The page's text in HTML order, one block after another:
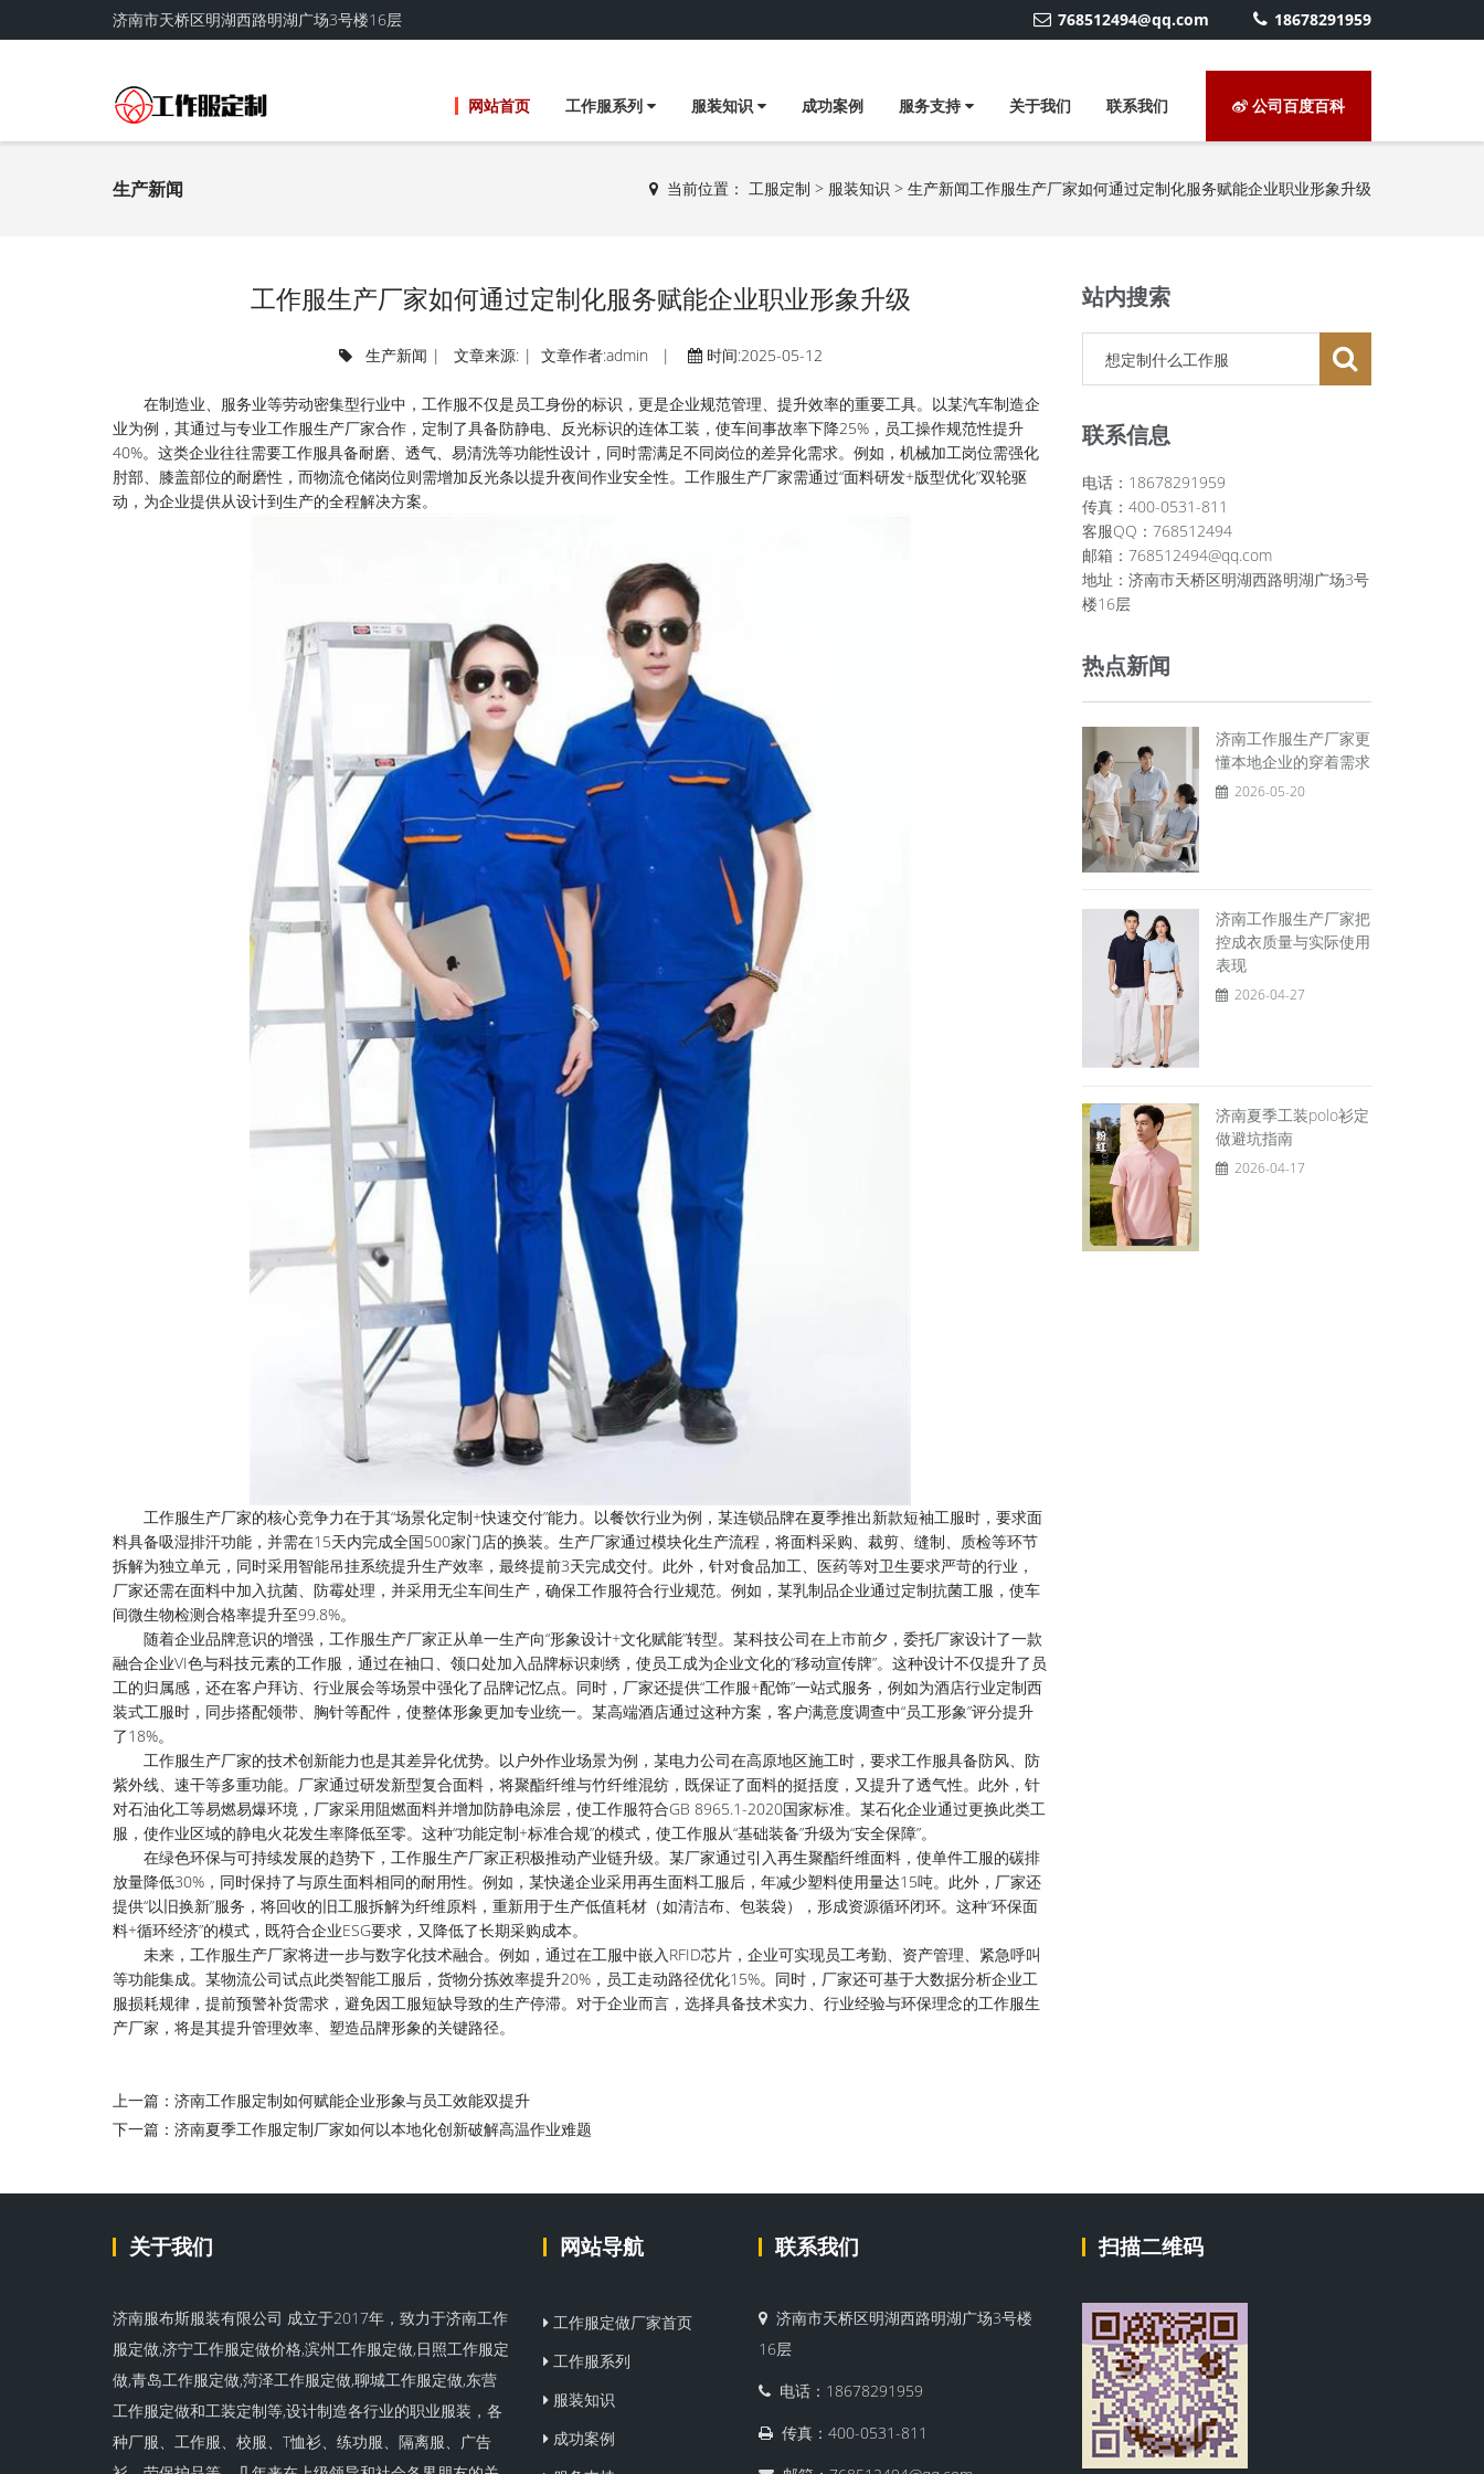
济南市天桥区明湖西路明湖广场3号楼16层 768512494@qq.com 18678291959
公司百度百科
网站首页 工作服系列 服装知识 成功案例 服务支持 关于我们 联系我们
生产新闻 当前位置： 工服定制 > 服装知识 > 生产新闻工作服生产厂家如何通过定制化服务赋能企业职业形象升级
工作服生产厂家如何通过定制化服务赋能企业职业形象升级
生产新闻 | 文章来源: | 文章作者:admin | 时间:2025-05-12
在制造业、服务业等劳动密集型行业中，工作服不仅是员工身份的标识，更是企业规范管理、提升效率的重要工具。以某汽车制造企
业为例，其通过与专业工作服生产厂家合作，定制了具备防静电、反光标识的连体工装，使车间事故率下降25%，员工操作规范性提升
40%。这类企业往往需要工作服具备耐磨、透气、易清洗等功能性设计，同时需满足不同岗位的差异化需求。例如，机械加工岗位需强化
肘部、膝盖部位的耐磨性，而物流仓储岗位则需增加反光条以提升夜间作业安全性。工作服生产厂家需通过“面料研发+版型优化”双轮驱
动，为企业提供从设计到生产的全程解决方案。
工作服生产厂家的核心竞争力在于其“场景化定制+快速交付”能力。以餐饮行业为例，某连锁品牌在夏季推出新款短袖工服时，要求面
料具备吸湿排汗功能，并需在15天内完成全国500家门店的换装。生产厂家通过模块化生产流程，将面料采购、裁剪、缝制、质检等环节
拆解为独立单元，同时采用智能吊挂系统提升生产效率，最终提前3天完成交付。此外，针对食品加工、医药等对卫生要求严苛的行业，
厂家还需在面料中加入抗菌、防霉处理，并采用无尘车间生产，确保工作服符合行业规范。例如，某乳制品企业通过定制抗菌工服，使车
间微生物检测合格率提升至99.8%。
随着企业品牌意识的增强，工作服生产厂家正从单一生产向“形象设计+文化赋能”转型。某科技公司在上市前夕，委托厂家设计了一款
融合企业VI色与科技元素的工作服，通过在袖口、领口处加入品牌标识刺绣，使员工成为企业文化的“移动宣传牌”。这种设计不仅提升了员
工的归属感，还在客户拜访、行业展会等场景中强化了品牌记忆点。同时，厂家还提供“工作服+配饰”一站式服务，例如为酒店行业定制西
装式工服时，同步搭配领带、胸针等配件，使整体形象更加专业统一。某高端酒店通过这种方案，客户满意度调查中“员工形象”评分提升
了18%。
工作服生产厂家的技术创新能力也是其差异化优势。以户外作业场景为例，某电力公司在高原地区施工时，要求工作服具备防风、防
紫外线、速干等多重功能。厂家通过研发新型复合面料，将聚酯纤维与竹纤维混纺，既保证了面料的挺括度，又提升了透气性。此外，针
对石油化工等易燃易爆环境，厂家采用阻燃面料并增加防静电涂层，使工作服符合GB 8965.1-2020国家标准。某石化企业通过更换此类工
服，使作业区域的静电火花发生率降低至零。这种“功能定制+标准合规”的模式，使工作服从“基础装备”升级为“安全保障”。
在绿色环保与可持续发展的趋势下，工作服生产厂家正积极推动产业链升级。某厂家通过引入再生聚酯纤维面料，使单件工服的碳排
放量降低30%，同时保持了与原生面料相同的耐用性。例如，某快递企业采用再生面料工服后，年减少塑料使用量达15吨。此外，厂家还
提供“以旧换新”服务，将回收的旧工服拆解为纤维原料，重新用于生产低值耗材（如清洁布、包装袋），形成资源循环闭环。这种“环保面
料+循环经济”的模式，既符合企业ESG要求，又降低了长期采购成本。
未来，工作服生产厂家将进一步与数字化技术融合。例如，通过在工服中嵌入RFID芯片，企业可实现员工考勤、资产管理、紧急呼叫
等功能集成。某物流公司试点此类智能工服后，货物分拣效率提升20%，员工走动路径优化15%。同时，厂家还可基于大数据分析企业工
服损耗规律，提前预警补货需求，避免因工服短缺导致的生产停滞。对于企业而言，选择具备技术实力、行业经验与环保理念的工作服生
产厂家，将是其提升管理效率、塑造品牌形象的关键路径。
上一篇：济南工作服定制如何赋能企业形象与员工效能双提升
下一篇：济南夏季工作服定制厂家如何以本地化创新破解高温作业难题
站内搜索
联系信息
电话：18678291959
传真：400-0531-811
客服QQ：768512494
邮箱：768512494@qq.com
地址：济南市天桥区明湖西路明湖广场3号
楼16层
热点新闻
济南工作服生产厂家更
懂本地企业的穿着需求
2026-05-20
济南工作服生产厂家把
控成衣质量与实际使用
表现
2026-04-27
济南夏季工装polo衫定
做避坑指南
2026-04-17
关于我们
济南服布斯服装有限公司 成立于2017年，致力于济南工作
服定做,济宁工作服定做价格,滨州工作服定做,日照工作服定
做,青岛工作服定做,菏泽工作服定做,聊城工作服定做,东营
工作服定做和工装定制等,设计制造各行业的职业服装，各
种厂服、工作服、校服、T恤衫、练功服、隔离服、广告
网站导航
工作服定做厂家首页
工作服系列
服装知识
成功案例
联系我们
济南市天桥区明湖西路明湖广场3号楼
16层
电话：18678291959
传真：400-0531-811
扫描二维码